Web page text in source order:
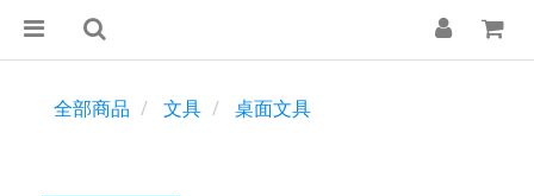
全部商品 文具 桌面文具